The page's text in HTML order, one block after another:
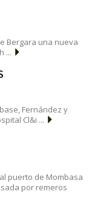
Bergara una nueva
...
Fernández y
Cl&i ...
puerto de Mombasa
por remeros